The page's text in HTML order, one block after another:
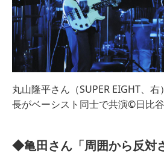
丸山隆平さん（SUPER EIGHT、
長がベーシスト同士で共演©日比
◆亀田さん「周囲から反対